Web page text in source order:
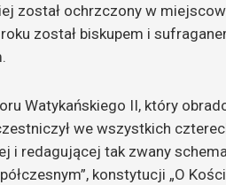
został ochrzczony w
został biskupem i
Watykańskiego II, który
we wszystkich
i redagującej tak zwany
konstytucji „O